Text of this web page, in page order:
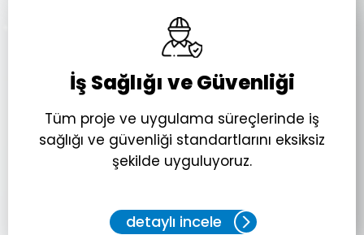
İş Sağlığı ve Güvenliği
Tüm proje ve uygulama süreçlerinde iş
sağlığı ve güvenliği standartlarını eksiksiz
şekilde uyguluyoruz.
detaylı incele